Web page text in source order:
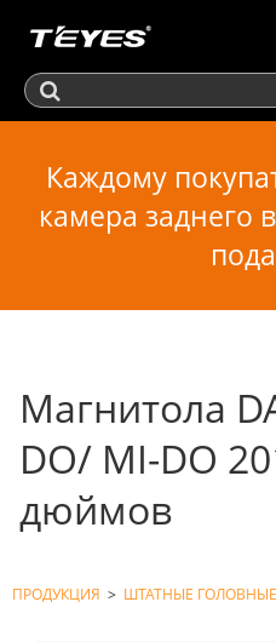
Каждому
камера заднего
Магнитола
DO/ MI-DO
дюймов
ПРОДУКЦИЯ > ШТАТНЫЕ